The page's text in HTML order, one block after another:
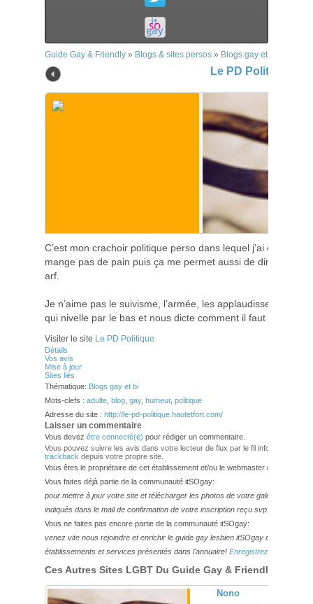
Guide Gay & Friendly » Blogs & sites persos » Blogs gay et bi
Le PD Politique
C’est mon crachoir politique perso dans lequel j’ai envie de
mange pas de pain puis ça me permet aussi de dire que je
arf.
Je n’aime pas le suivisme, l’armée, les applaudissements,
qui nivelle par le bas et nous dicte comment il faut penser.
Visiter le site Le PD Politique
Détails
Vos avis
Mise à jour
Sites liés
Thématique: Blogs gay et bi
Mots-clefs : adulte blog gay, humeur, politique
Adresse du site : http://le-pd-politique.hautetfort.com/
Laisser un commentaire
Vous devez être connecté(e) pour rédiger un commentaire.
Vous pouvez suivre les avis dans votre lecteur de flux par le fil info
trackback depuis votre propre site.
Vous êtes le propriétaire de cet établissement et/ou le webmaster de ce site?
Vous faites déjà partie de la communauté itSOgay:
pour mettre à jour votre site et télécharger les photos de votre galerie,
indiqués dans le mail de confirmation de votre inscription reçu svp.
Vous ne faites pas encore partie de la communauté itSOgay:
venez vite nous rejoindre et enrichir le guide gay lesbien itSOgay de vos
établissements et services présentés dans l'annuaire! Enregistrez-vous ici!
Ces Autres Sites LGBT Du Guide Gay & Friendly
Nono